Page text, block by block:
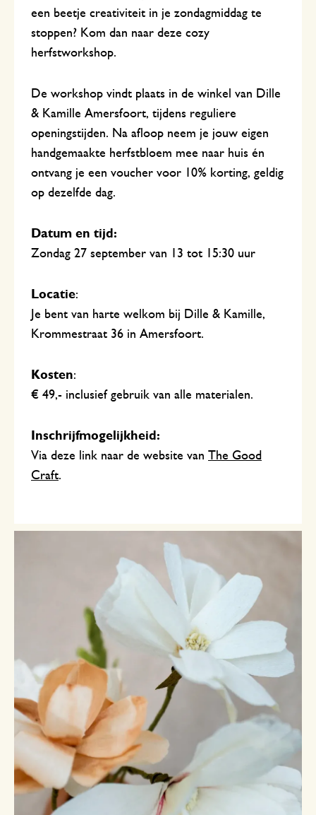
een beetje creativiteit in je zondagmiddag te
stoppen? Kom dan naar deze cozy
herfstworkshop.
De workshop vindt plaats in de winkel van Dille
& Kamille Amersfoort, tijdens reguliere
openingstijden. Na afloop neem je jouw eigen
handgemaakte herfstbloem mee naar huis én
ontvang je een voucher voor 10% korting, geldig
op dezelfde dag.
Datum en tijd:
Zondag 27 september van 13 tot 15:30 uur
Locatie:
Je bent van harte welkom bij Dille & Kamille,
Krommestraat 36 in Amersfoort.
Kosten:
€ 49,- inclusief gebruik van alle materialen.
Inschrijfmogelijkheid:
Via deze link naar de website van The Good
Craft.